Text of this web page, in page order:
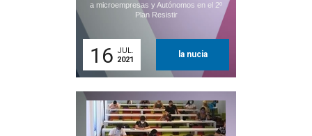
a microempresas y Autónomos en el 2º
Plan Resistir
16 JUL.
2021
la nucia